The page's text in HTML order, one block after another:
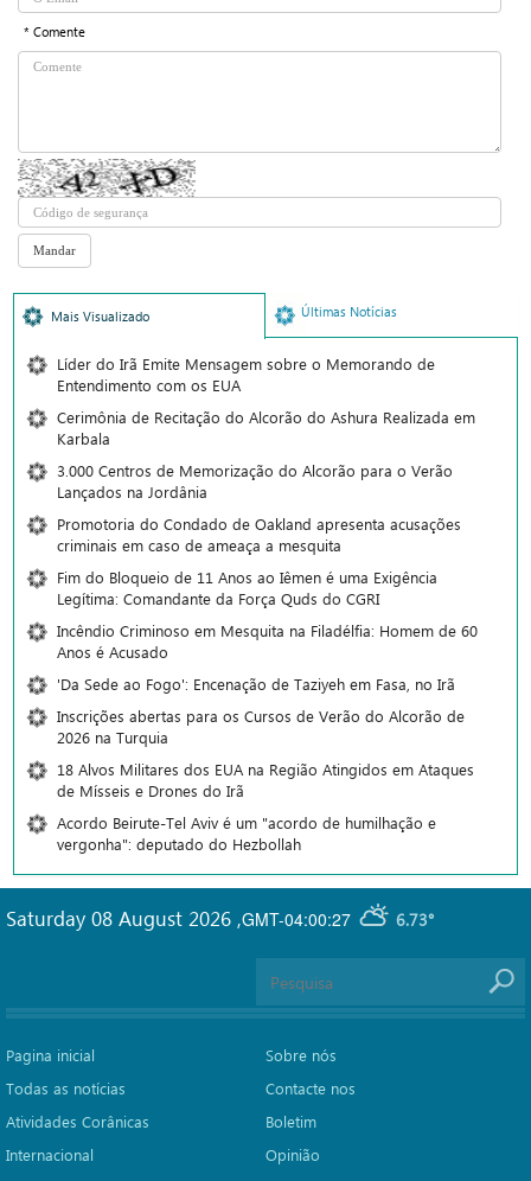
* Comente
Mais Visualizado Últimas Notícias
Líder do Irã Emite Mensagem sobre o Memorando de
Entendimento com os EUA
Cerimônia de Recitação do Alcorão do Ashura Realizada em
Karbala
3.000 Centros de Memorização do Alcorão para o Verão
Lançados na Jordânia
Promotoria do Condado de Oakland apresenta acusações
criminais em caso de ameaça a mesquita
Fim do Bloqueio de 11 Anos ao Iêmen é uma Exigência
Legítima: Comandante da Força Quds do CGRI
Incêndio Criminoso em Mesquita na Filadélfia: Homem de 60
Anos é Acusado
'Da Sede ao Fogo': Encenação de Taziyeh em Fasa, no Irã
Inscrições abertas para os Cursos de Verão do Alcorão de
2026 na Turquia
18 Alvos Militares dos EUA na Região Atingidos em Ataques
de Mísseis e Drones do Irã
Acordo Beirute-Tel Aviv é um "acordo de humilhação e
vergonha": deputado do Hezbollah
GMT-04:00:27 6.73°
Saturday 08 August 2026 ,
Pagina inicial
Todas as notícias
Atividades Corânicas
Internacional
Sobre nós
Contacte nos
Boletim
Opinião